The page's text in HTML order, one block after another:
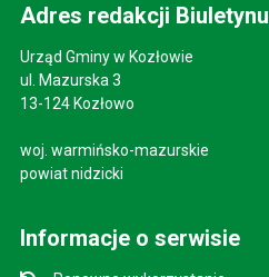
Adres redakcji Biuletynu
Urząd Gminy w Kozłowie
ul. Mazurska 3
13-124 Kozłowo
woj. warmińsko-mazurskie
powiat nidzicki
Informacje o serwisie